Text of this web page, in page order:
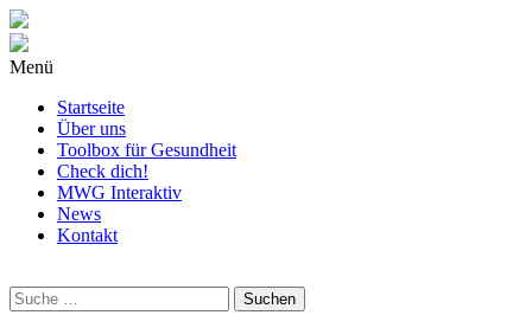
Menü
Startseite
Über uns
Toolbox für Gesundheit
Check dich!
MWG Interaktiv
News
Kontakt
suchst
Du?